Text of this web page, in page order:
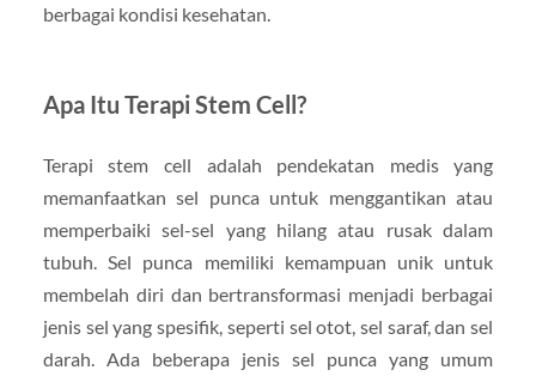
berbagai kondisi kesehatan.
Apa Itu Terapi Stem Cell?
Terapi stem cell adalah pendekatan medis yang
memanfaatkan sel punca untuk menggantikan atau
memperbaiki sel-sel yang hilang atau rusak dalam
tubuh. Sel punca memiliki kemampuan unik untuk
membelah diri dan bertransformasi menjadi berbagai
jenis sel yang spesifik, seperti sel otot, sel saraf, dan sel
darah. Ada beberapa jenis sel punca yang umum